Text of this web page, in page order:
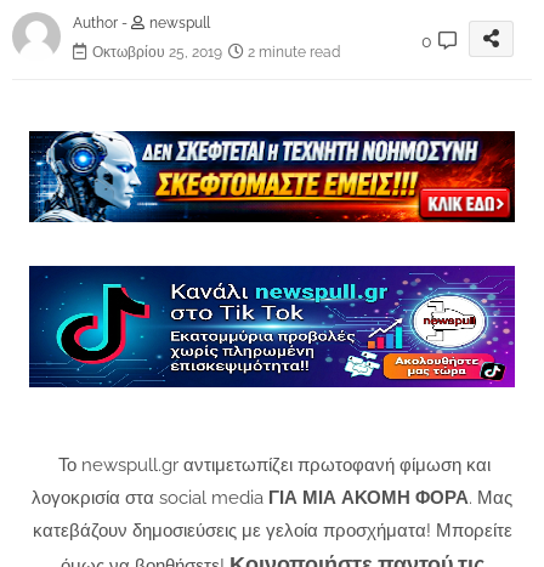
Author -
newspull
Οκτωβρίου 25, 2019
2 minute read
0
Το newspull.gr αντιμετωπίζει πρωτοφανή φίμωση και
λογοκρισία στα social media ΓΙΑ ΜΙΑ ΑΚΟΜΗ ΦΟΡΑ. Μας
κατεβάζουν δημοσιεύσεις με γελοία προσχήματα! Μπορείτε